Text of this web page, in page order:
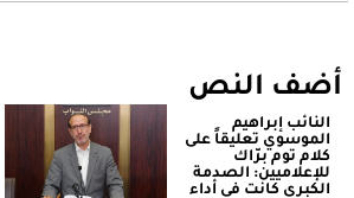
أضف النص
النائب إبراهيم
الموسوي تعليقاً على
كلام توم برّاك
للإعلاميين: الصدمة
الكبرى كانت في أداء